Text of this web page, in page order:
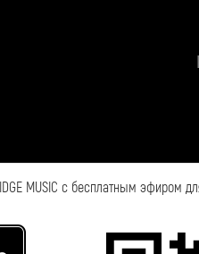
MUSIC с бесплатным эфиром